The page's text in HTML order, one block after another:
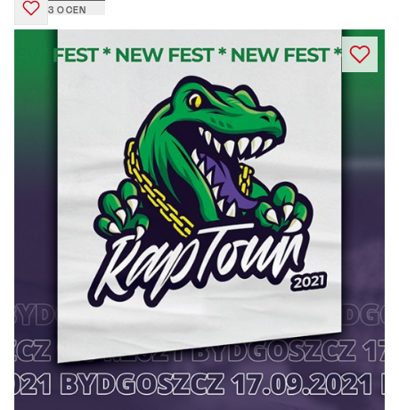
3 OCEN